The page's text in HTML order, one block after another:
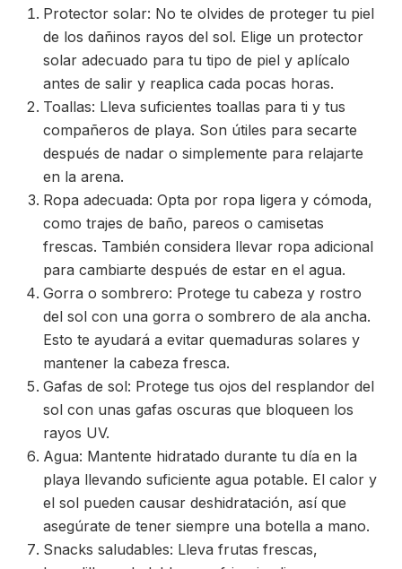
Protector solar: No te olvides de proteger tu piel
de los dañinos rayos del sol. Elige un protector
solar adecuado para tu tipo de piel y aplícalo
antes de salir y reaplica cada pocas horas.
Toallas: Lleva suficientes toallas para ti y tus
compañeros de playa. Son útiles para secarte
después de nadar o simplemente para relajarte
en la arena.
Ropa adecuada: Opta por ropa ligera y cómoda,
como trajes de baño, pareos o camisetas
frescas. También considera llevar ropa adicional
para cambiarte después de estar en el agua.
Gorra o sombrero: Protege tu cabeza y rostro
del sol con una gorra o sombrero de ala ancha.
Esto te ayudará a evitar quemaduras solares y
mantener la cabeza fresca.
Gafas de sol: Protege tus ojos del resplandor del
sol con unas gafas oscuras que bloqueen los
rayos UV.
Agua: Mantente hidratado durante tu día en la
playa llevando suficiente agua potable. El calor y
el sol pueden causar deshidratación, así que
asegúrate de tener siempre una botella a mano.
Snacks saludables: Lleva frutas frescas,